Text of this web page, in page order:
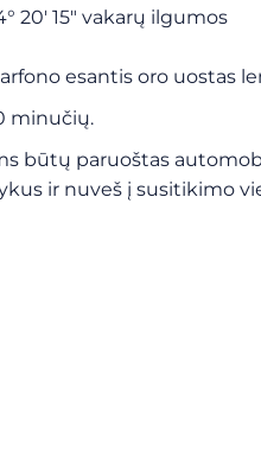
20′ 15″ vakarų ilgumos
esantis oro uostas
minučių.
būtų paruoštas
ir nuveš į susitikimo